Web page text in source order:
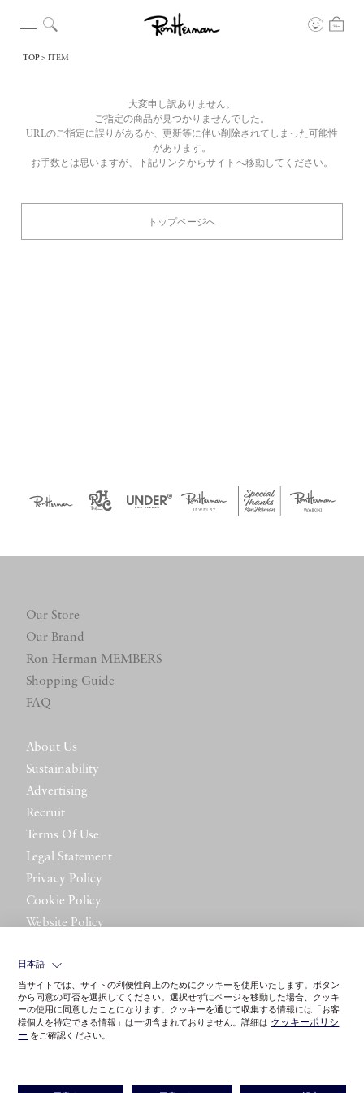
TOP ITEM
大変申し訳ありません。
ご指定の商品が見つかりませんでした。
URLのご指定に誤りがあるか、更新等に伴い削除されてしまった可能性
があります。
お手数とは思いますが、下記リンクからサイトへ移動してください。
トップページへ
Our Store
Our Brand
Ron Herman MEMBERS
Shopping Guide
FAQ
About Us
Sustainability
Advertising
Recruit
Terms Of Use
Legal Statement
Privacy Policy
Cookie Policy
Website Policy
日本語
当サイトでは、サイトの利便性向上のためにクッキーを使用いたします。ボタン
から同意の可否を選択してください。選択せずにページを移動した場合、クッキ
ーの使用に同意したことになります。クッキーを通じて収集する情報には「お客
様個人を特定できる情報」は一切含まれておりません。詳細は クッキーポリシ
ー をご確認ください。